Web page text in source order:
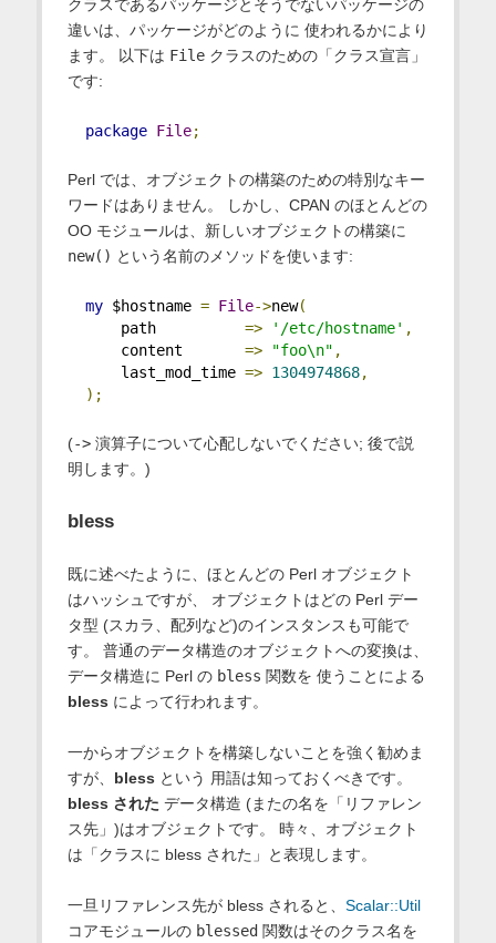
クラスであるパッケージとそうでないパッケージの
違いは、パッケージがどのように 使われるかにより
ます。 以下は Fileクラスのための「クラス宣言」
です:
package File;
Perl では、オブジェクトの構築のための特別なキー
ワードはありません。 しかし、CPAN のほとんどの
OO モジュールは、新しいオブジェクトの構築に
new() という名前のメソッドを使います:
my $hostname = File->new(
path => '/etc/hostname' ,
content => "foo\n" ,
last_mod_time => 1304974868,
);
(->演算子について心配しないでください; 後で説
明します。)
bless
既に述べたように、ほとんどの Perl オブジェクト
はハッシュですが、 オブジェクトはどの Perl デー
タ型 (スカラ、配列など)のインスタンスも可能で
す。 普通のデータ構造のオブジェクトへの変換は、
データ構造に Perl の bless 関数を 使うことによる
bless によって行われます。
一からオブジェクトを構築しないことを強く勧めま
すが、 bless という 用語は知っておくべきです。
bless された データ構造 (またの名を「リファレン
ス先」)はオブジェクトです。 時々、オブジェクト
は「クラスに bless された」と表現します。
一旦リファレンス先が bless されると、 Scalar::Util
コアモジュールの blessed 関数はそのクラス名を